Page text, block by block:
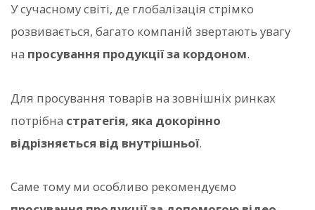
У сучасному світі, де глобалізація стрімко
розвивається, багато компаній звертають увагу
на просування продукції за кордоном.
Для просування товарів на зовнішніх ринках
потрібна стратегія, яка докорінно
відрізняється від внутрішньої.
Саме тому ми особливо рекомендуємо